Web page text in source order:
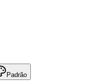
Padrão